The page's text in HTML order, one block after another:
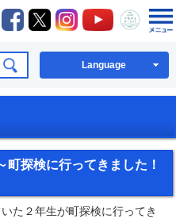
ムページ
八千代町LINE
八千代町Facebook
八千代町X八千代町Instagram
八千代町
八千
Language
探検に行ってきました！
た２年生が町探検に行ってき